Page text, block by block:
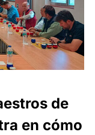
de
en cómo